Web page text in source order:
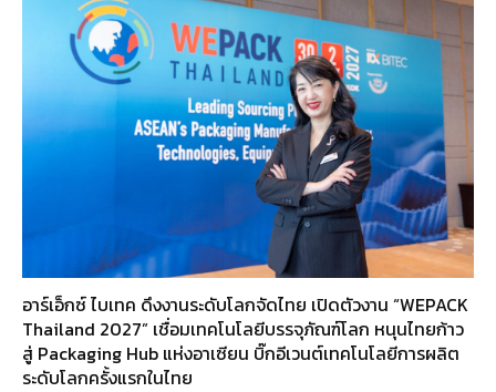
อาร์เอ็กซ์ ไบเทค ดึงงานระดับโลกจัดไทย เปิดตัวงาน “WEPACK
Thailand 2027” เชื่อมเทคโนโลยีบรรจุภัณฑ์โลก หนุนไทยก้าว
สู่ Packaging Hub แห่งอาเซียน บิ๊กอีเวนต์เทคโนโลยีการผลิต
ระดับโลกครั้งแรกในไทย